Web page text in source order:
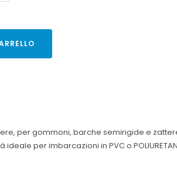
per gommoni, barche semirigide e
per imbarcazioni in PVC o